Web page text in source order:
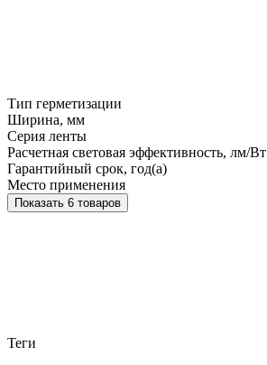
Тип герметизации
Ширина, мм
Серия ленты
Расчетная световая эффективность, лм/Вт
Гарантийный срок, год(а)
Место применения
Показать 6 товаров
Теги